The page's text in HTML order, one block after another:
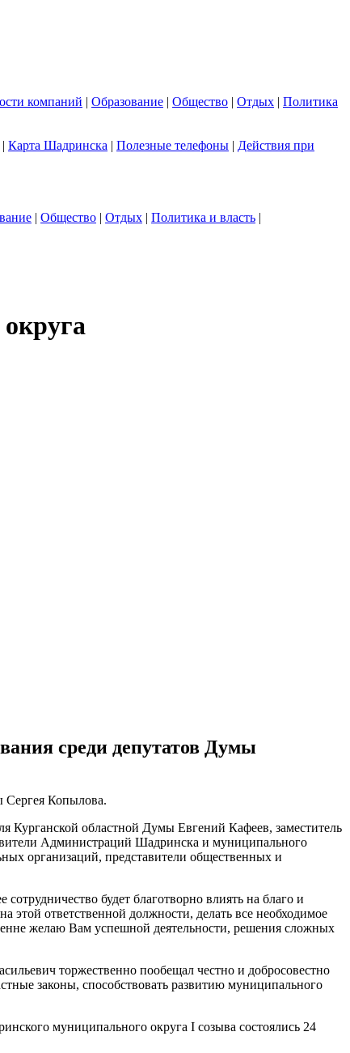
компаний | Образование | Общество | Отдых | Политика
| Карта Шадринска | Полезные телефоны | Действия при
| Общество | Отдых | Политика и власть |
среди депутатов Думы
Сергея Копылова.
Курганской областной Думы Евгений Кафеев, заместитель
Администраций Шадринска и муниципального
организаций, представители общественных и
будет благотворно влиять на благо и
ответственной должности, делать все необходимое
желаю Вам успешной деятельности, решения сложных
торжественно пообещал честно и добросовестно
законы, способствовать развитию муниципального
муниципального округа I созыва состоялись 24